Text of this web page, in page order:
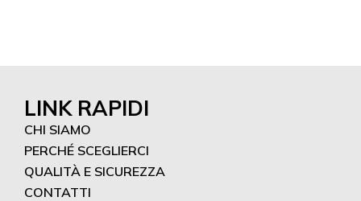
LINK RAPIDI
CHI SIAMO
PERCHÉ SCEGLIERCI
QUALITÀ E SICUREZZA
CONTATTI